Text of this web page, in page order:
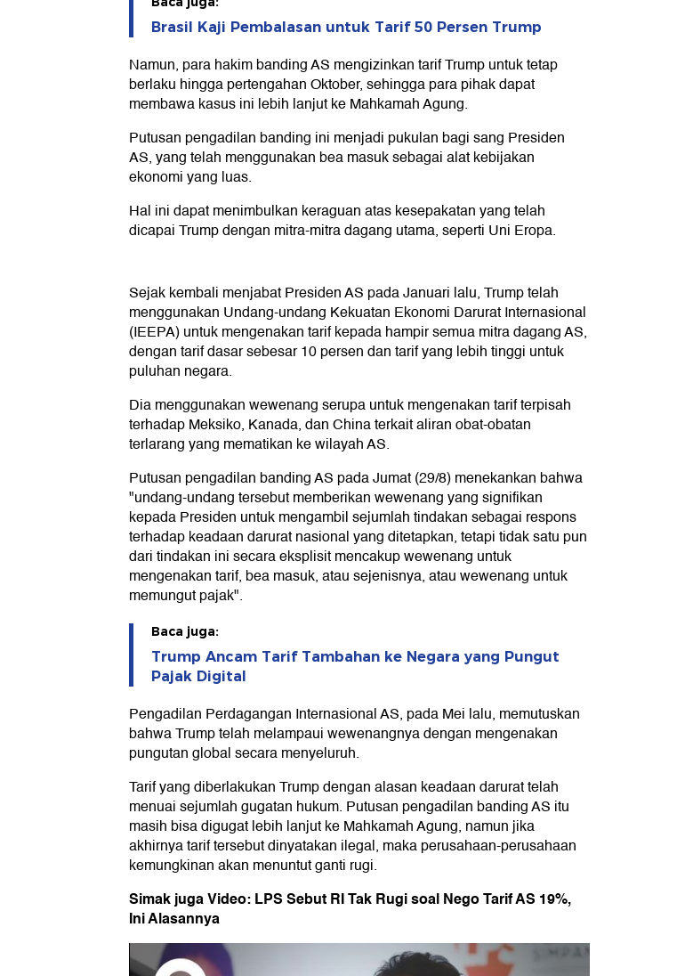
Brasil Kaji Pembalasan untuk Tarif 50 Persen Trump
Namun, para hakim banding AS mengizinkan tarif Trump untuk tetap
berlaku hingga pertengahan Oktober, sehingga para pihak dapat
membawa kasus ini lebih lanjut ke Mahkamah Agung.
Putusan pengadilan banding ini menjadi pukulan bagi sang Presiden
AS, yang telah menggunakan bea masuk sebagai alat kebijakan
ekonomi yang luas.
Hal ini dapat menimbulkan keraguan atas kesepakatan yang telah
dicapai Trump dengan mitra-mitra dagang utama, seperti Uni Eropa.
Sejak kembali menjabat Presiden AS pada Januari lalu, Trump telah
menggunakan Undang-undang Kekuatan Ekonomi Darurat Internasional
(IEEPA) untuk mengenakan tarif kepada hampir semua mitra dagang AS,
dengan tarif dasar sebesar 10 persen dan tarif yang lebih tinggi untuk
puluhan negara.
Dia menggunakan wewenang serupa untuk mengenakan tarif terpisah
terhadap Meksiko, Kanada, dan China terkait aliran obat-obatan
terlarang yang mematikan ke wilayah AS.
Putusan pengadilan banding AS pada Jumat (29/8) menekankan bahwa
"undang-undang tersebut memberikan wewenang yang signifikan
kepada Presiden untuk mengambil sejumlah tindakan sebagai respons
terhadap keadaan darurat nasional yang ditetapkan, tetapi tidak satu pun
dari tindakan ini secara eksplisit mencakup wewenang untuk
mengenakan tarif, bea masuk, atau sejenisnya, atau wewenang untuk
memungut pajak".
Baca juga:
Trump Ancam Tarif Tambahan ke Negara yang Pungut
Pajak Digital
Pengadilan Perdagangan Internasional AS, pada Mei lalu, memutuskan
bahwa Trump telah melampaui wewenangnya dengan mengenakan
pungutan global secara menyeluruh.
Tarif yang diberlakukan Trump dengan alasan keadaan darurat telah
menuai sejumlah gugatan hukum. Putusan pengadilan banding AS itu
masih bisa digugat lebih lanjut ke Mahkamah Agung, namun jika
akhirnya tarif tersebut dinyatakan ilegal, maka perusahaan-perusahaan
kemungkinan akan menuntut ganti rugi.
Simak juga Video: LPS Sebut RI Tak Rugi soal Nego Tarif AS 19%,
Ini Alasannya